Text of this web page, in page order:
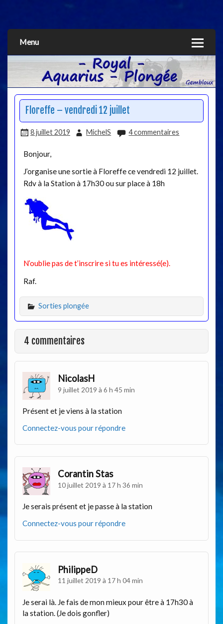
Menu
Floreffe – vendredi 12 juillet
8 juillet 2019 MichelS 4 commentaires
Bonjour,
J’organise une sortie à Floreffe ce vendredi 12 juillet.
Rdv à la Station à 17h30 ou sur place à 18h
N’oublie pas de t’inscrire si tu es intéressé(e).
Raf.
Sorties plongée
4 commentaires
NicolasH
9 juillet 2019 à 6 h 45 min
Présent et je viens à la station
Connectez-vous pour répondre
Corantin Stas
10 juillet 2019 à 17 h 36 min
Je serais présent et je passe à la station
Connectez-vous pour répondre
PhilippeD
11 juillet 2019 à 17 h 04 min
Je serai là. Je fais de mon mieux pour être à 17h30 à
la station. (Je dois gonfler)